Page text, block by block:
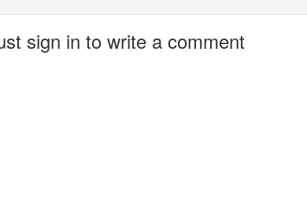
sign in to write a comment